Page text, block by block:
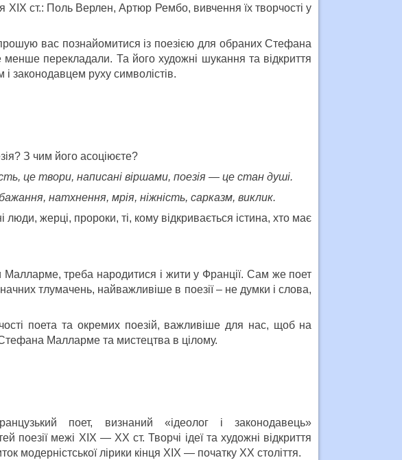
ХІХ ст.: Поль Верлен, Артюр Рембо, вивчення їх творчості у
вас познайомитися із поезією для обраних Стефана
перекладали. Та його художні шукання та відкриття
законодавцем руху символістів.
З чим його асоціюєте?
це твори, написані віршами, поезія — це стан душі.
натхнення, мрія, ніжність, сарказм, виклик.
жерці, пророки, ті, кому відкривається істина, хто має
Малларме, треба народитися і жити у Франції. Сам же поет
тлумачень, найважливіше в поезії – не думки і слова,
поета та окремих поезій, важливіше для нас, щоб на
Малларме та мистецтва в цілому.
поет, визнаний «ідеолог і законодавець»
поезії межі XIX — XX ст. Творчі ідеї та художні відкриття
модерністської лірики кінця XIX — початку XX століття.